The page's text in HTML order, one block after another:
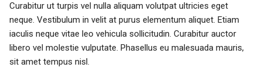
Curabitur ut turpis vel nulla aliquam volutpat ultricies eget
neque. Vestibulum in velit at purus elementum aliquet. Etiam
iaculis neque vitae leo vehicula sollicitudin. Curabitur auctor
libero vel molestie vulputate. Phasellus eu malesuada mauris,
sit amet tempus nisl.